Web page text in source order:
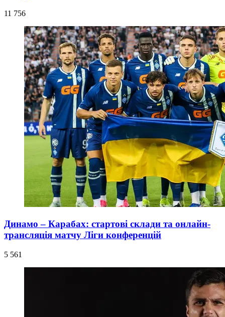
11 756
Динамо – Карабах: стартові склади та онлайн-
трансляція матчу Ліги конференцій
5 561